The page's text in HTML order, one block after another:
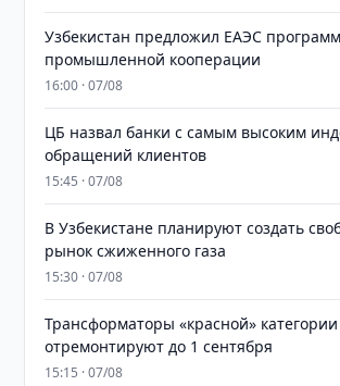
Узбекистан предложил ЕАЭС
промышленной кооперации
16:00 · 07/08
ЦБ назвал банки с самым высоким
обращений клиентов
15:45 · 07/08
В Узбекистане планируют создать
рынок сжиженного газа
15:30 · 07/08
Трансформаторы «красной» категории
отремонтируют до 1 сентября
15:15 · 07/08